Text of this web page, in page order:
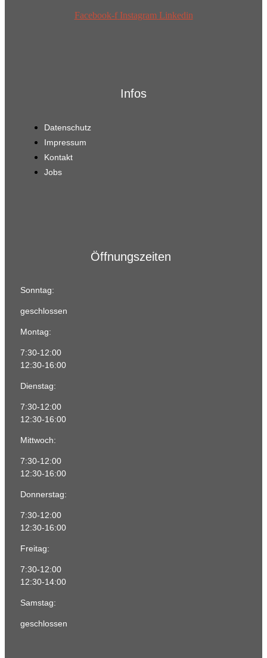
Facebook-f Instagram Linkedin
Infos
Datenschutz
Impressum
Kontakt
Jobs
Öffnungszeiten
Sonntag:
geschlossen
Montag:
7:30-12:00
12:30-16:00
Dienstag:
7:30-12:00
12:30-16:00
Mittwoch:
7:30-12:00
12:30-16:00
Donnerstag:
7:30-12:00
12:30-16:00
Freitag:
7:30-12:00
12:30-14:00
Samstag:
geschlossen